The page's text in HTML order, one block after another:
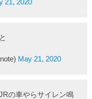
21, 2020
May 21, 2020
の車やらサイレン鳴